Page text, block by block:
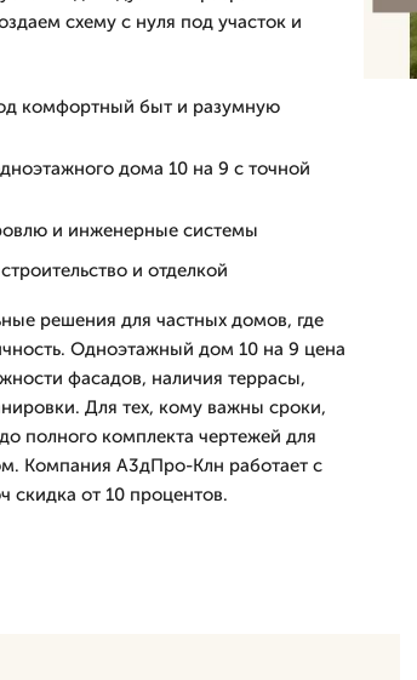
схему с нуля под участок и
комфортный быт и разумную
дома 10 на 9 с точной
и инженерные системы
и отделкой
решения для частных домов, где
Одноэтажный дом 10 на 9 цена
фасадов, наличия террасы,
Для тех, кому важны сроки,
полного комплекта чертежей для
Компания А3дПро-Клн работает с
скидка от 10 процентов.